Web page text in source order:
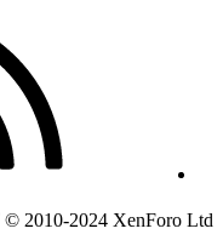
© 2010-2024 XenForo Ltd.